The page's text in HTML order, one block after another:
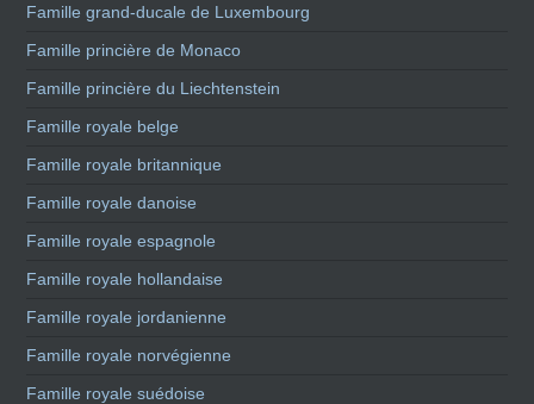
Famille grand-ducale de Luxembourg
Famille princière de Monaco
Famille princière du Liechtenstein
Famille royale belge
Famille royale britannique
Famille royale danoise
Famille royale espagnole
Famille royale hollandaise
Famille royale jordanienne
Famille royale norvégienne
Famille royale suédoise